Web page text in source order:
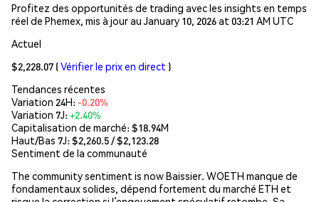
Profitez des opportunités de trading avec les insights en temps
réel de Phemex, mis à jour au January 10, 2026 at 03:21 AM UTC
Actuel
$2,228.07 (Vérifier le prix en direct )
Tendances récentes
Variation 24H: -0.20%
Variation 7J:+2.40%
Capitalisation de marché:$18.94M
Haut/Bas 7J: $2,260.5/ $2,123.28
Sentiment de la communauté
The community sentiment is now Baissier. WOETH manque de
fondamentaux solides, dépend fortement du marché ETH et